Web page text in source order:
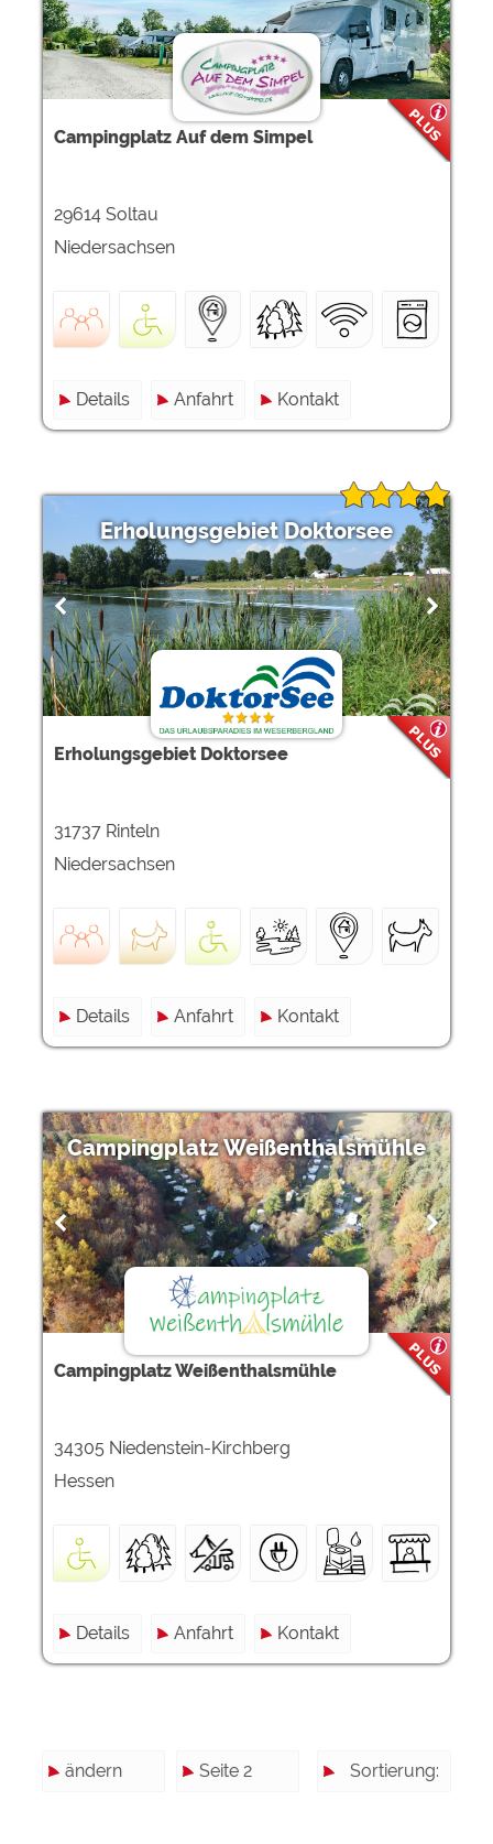
Campingplatz Auf dem Simpel
29614 Soltau
Niedersachsen
Details Anfahrt Kontakt
Erholungsgebiet Doktorsee
Erholungsgebiet Doktorsee
31737 Rinteln
Niedersachsen
Details Anfahrt Kontakt
Campingplatz Weißenthalsmühle
Campingplatz Weißenthalsmühle
34305 Niedenstein-Kirchberg
Hessen
Details Anfahrt Kontakt
ändern Seite 2 Sortierung: